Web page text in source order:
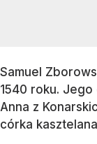
Samuel
1540 roku. Jego
Anna z
córka